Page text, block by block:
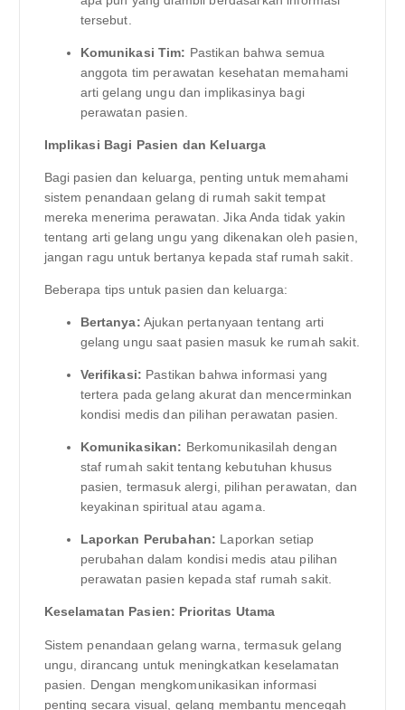
tersebut.
Komunikasi Tim: Pastikan bahwa semua
anggota tim perawatan kesehatan memahami
arti gelang ungu dan implikasinya bagi
perawatan pasien.
Implikasi Bagi Pasien dan Keluarga
Bagi pasien dan keluarga, penting untuk memahami
sistem penandaan gelang di rumah sakit tempat
mereka menerima perawatan. Jika Anda tidak yakin
tentang arti gelang ungu yang dikenakan oleh pasien,
jangan ragu untuk bertanya kepada staf rumah sakit.
Beberapa tips untuk pasien dan keluarga:
Bertanya: Ajukan pertanyaan tentang arti
gelang ungu saat pasien masuk ke rumah sakit.
Verifikasi: Pastikan bahwa informasi yang
tertera pada gelang akurat dan mencerminkan
kondisi medis dan pilihan perawatan pasien.
Komunikasikan: Berkomunikasilah dengan
staf rumah sakit tentang kebutuhan khusus
pasien, termasuk alergi, pilihan perawatan, dan
keyakinan spiritual atau agama.
Laporkan Perubahan: Laporkan setiap
perubahan dalam kondisi medis atau pilihan
perawatan pasien kepada staf rumah sakit.
Keselamatan Pasien: Prioritas Utama
Sistem penandaan gelang warna, termasuk gelang
ungu, dirancang untuk meningkatkan keselamatan
pasien. Dengan mengkomunikasikan informasi
penting secara visual, gelang membantu mencegah